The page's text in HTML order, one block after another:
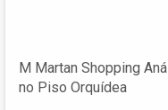
M Martan Shopping
no Piso Orquídea